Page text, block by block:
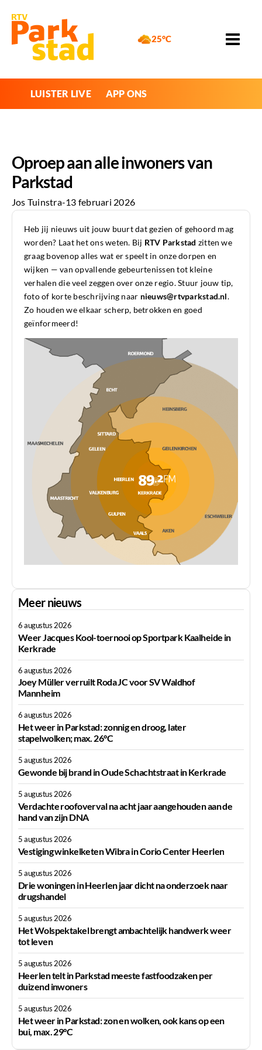
25°C
LUISTER LIVE APP ONS
Oproep aan alle inwoners van
Parkstad
Jos Tuinstra-13 februari 2026
Heb jij nieuws uit jouw buurt dat gezien of gehoord mag
worden? Laat het ons weten. Bij RTV Parkstad zitten we
graag bovenop alles wat er speelt in onze dorpen en
wijken — van opvallende gebeurtenissen tot kleine
verhalen die veel zeggen over onze regio. Stuur jouw tip,
foto of korte beschrijving naar nieuws@rtvparkstad.nl.
Zo houden we elkaar scherp, betrokken en goed
geïnformeerd!
Meer nieuws
6 augustus 2026
Weer Jacques Kool-toernooi op Sportpark Kaalheide in
Kerkrade
6 augustus 2026
Joey Müller verruilt Roda JC voor SV Waldhof
Mannheim
6 augustus 2026
Het weer in Parkstad: zonnig en droog, later
stapelwolken; max. 26°C
5 augustus 2026
Gewonde bij brand in Oude Schachtstraat in Kerkrade
5 augustus 2026
Verdachte roofoverval na acht jaar aangehouden aan de
hand van zijn DNA
5 augustus 2026
Vestiging winkelketen Wibra in Corio Center Heerlen
5 augustus 2026
Drie woningen in Heerlen jaar dicht na onderzoek naar
drugshandel
5 augustus 2026
Het Wolspektakel brengt ambachtelijk handwerk weer
tot leven
5 augustus 2026
Heerlen telt in Parkstad meeste fastfoodzaken per
duizend inwoners
5 augustus 2026
Het weer in Parkstad: zon en wolken, ook kans op een
bui, max. 29°C